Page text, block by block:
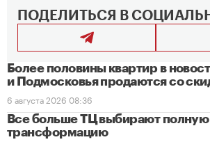
ПОДЕЛИТЬСЯ В
Более половины квартир в
и Подмосковья продаются со
6 августа 2026 08:36
Все больше ТЦ выбирают полную
трансформацию